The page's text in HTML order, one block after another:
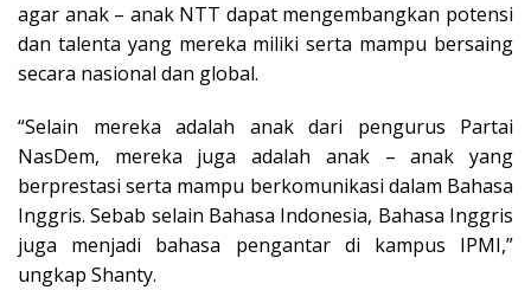
agar anak – anak NTT dapat mengembangkan potensi
dan talenta yang mereka miliki serta mampu bersaing
secara nasional dan global.
“Selain mereka adalah anak dari pengurus Partai
NasDem, mereka juga adalah anak – anak yang
berprestasi serta mampu berkomunikasi dalam Bahasa
Inggris. Sebab selain Bahasa Indonesia, Bahasa Inggris
juga menjadi bahasa pengantar di kampus IPMI,”
ungkap Shanty.